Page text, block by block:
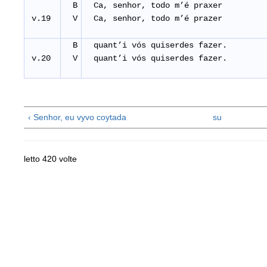
v.19
B
V
Ca, senhor, todo m’é praxer
Ca, senhor, todo m’é prazer
v.20
B
V
quant’i vós quiserdes fazer.
quant’i vós quiserdes fazer.
‹ Senhor, eu vyvo coytada su
letto 420 volte